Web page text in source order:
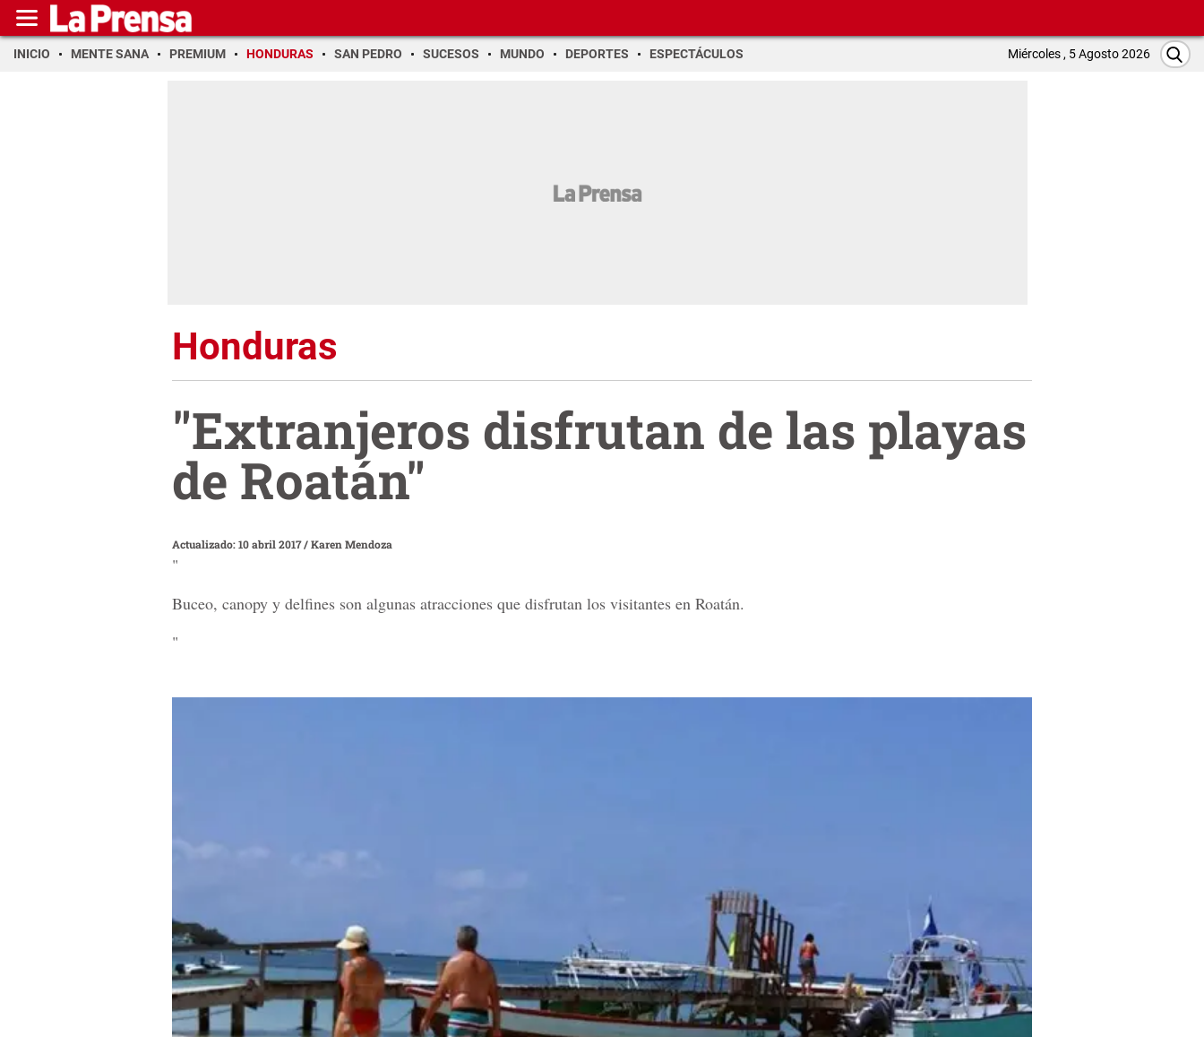
INICIO MENTE SANA PREMIUM HONDURAS SAN PEDRO SUCESOS MUNDO DEPORTES ESPECTÁCULOS Miércoles , 5 Agosto 2026
Honduras
"Extranjeros disfrutan de las playas
de Roatán"
Actualizado: 10 abril 2017/Karen Mendoza
"
Buceo, canopy y delfines son algunas atracciones que disfrutan los visitantes en Roatán.
"